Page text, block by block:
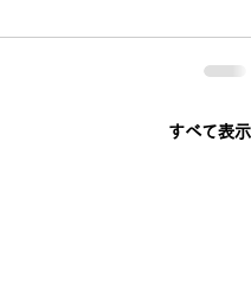
すべて表示